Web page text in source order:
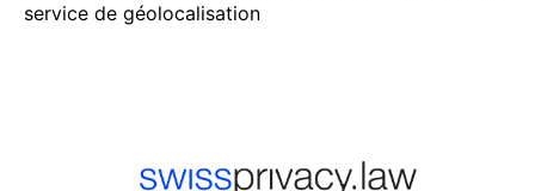
service de géolocalisation